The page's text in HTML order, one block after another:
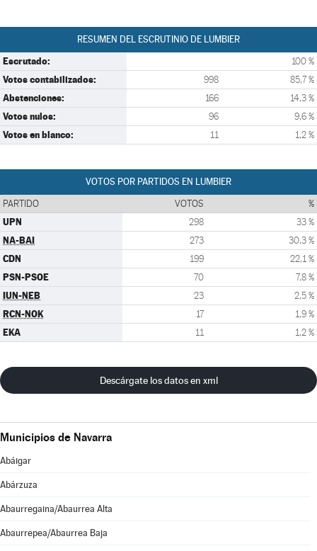
RESUMEN DEL ESCRUTINIO DE LUMBIER
Escrutado: 100 %
Votos contabilizados: 998 85,7 %
Abstenciones: 166 14,3 %
Votos nulos: 96 9,6 %
Votos en blanco: 11 1,2 %
VOTOS POR PARTIDOS EN LUMBIER
PARTIDO VOTOS %
UPN 298 33 %
NA-BAI 273 30,3 %
CDN 199 22,1 %
PSN-PSOE 70 7,8 %
IUN-NEB 23 2,5 %
RCN-NOK 17 1,9 %
EKA 11 1,2 %
Descárgate los datos en xml
Municipios de Navarra
Abáigar
Abárzuza
Abaurregaina/Abaurrea Alta
Abaurrepea/Abaurrea Baja